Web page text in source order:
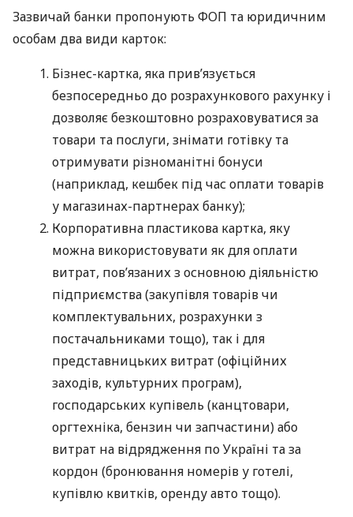
Зазвичай банки пропонують ФОП та юридичним
особам два види карток:
Бізнес-картка, яка прив’язується
безпосередньо до розрахункового рахунку і
дозволяє безкоштовно розраховуватися за
товари та послуги, знімати готівку та
отримувати різноманітні бонуси
(наприклад, кешбек під час оплати товарів
у магазинах-партнерах банку);
Корпоративна пластикова картка, яку
можна використовувати як для оплати
витрат, пов’язаних з основною діяльністю
підприємства (закупівля товарів чи
комплектувальних, розрахунки з
постачальниками тощо), так і для
представницьких витрат (офіційних
заходів, культурних програм),
господарських купівель (канцтовари,
оргтехніка, бензин чи запчастини) або
витрат на відрядження по Україні та за
кордон (бронювання номерів у готелі,
купівлю квитків, оренду авто тощо).